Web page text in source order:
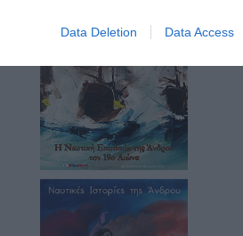
Data Deletion Data Access